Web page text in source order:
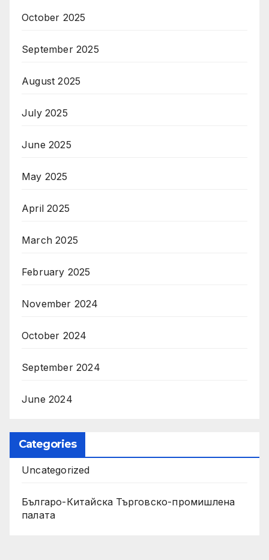
October 2025
September 2025
August 2025
July 2025
June 2025
May 2025
April 2025
March 2025
February 2025
November 2024
October 2024
September 2024
June 2024
Categories
Uncategorized
Българо-Китайска Търговско-промишлена
палaта